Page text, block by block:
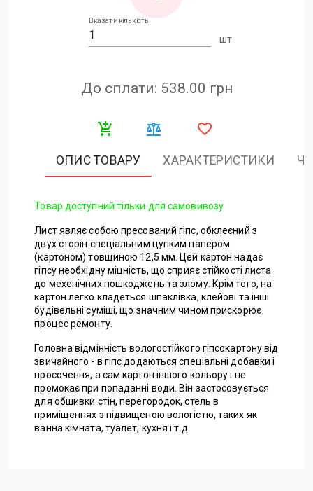
Вказати кількість
шт
До сплати: 538.00 грн
ОПИС ТОВАРУ ХАРАКТЕРИСТИКИ
Товар доступний тільки для самовивозу
Лист являє собою пресований гіпс, обклеєний з
двух сторін спеціальним цупким папером
(картоном) товщиною 12,5 мм. Цей картон надає
гіпсу необхідну міцність, що сприяє стійкості листа
до мехенічних пошкоджень та злому. Крім того, на
картон легко кладеться шпаклівка, клейові та інші
будівельні суміші, що значним чином прискорює
процес ремонту.
Головна відмінність вологостійкого гіпсокартону від
звичайного - в гіпс додаються спеціальні добавки і
просочення, а сам картон іншого кольору і не
промокає при попаданні води. Він застосовується
для обшивки стін, перегородок, стель в
приміщеннях з підвищеною вологістю, таких як
ванна кімната, туалет, кухня і т.д.